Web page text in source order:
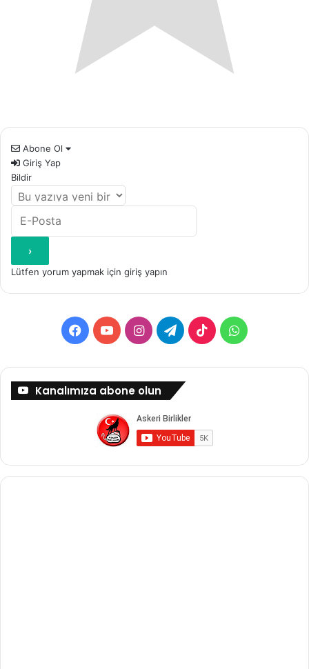
Abone Ol
Giriş Yap
Bildir
Lütfen yorum yapmak için giriş yapın
Facebook
YouTubeInstagramTelegramTikTokWhatsApp
Kanalımıza abone olun